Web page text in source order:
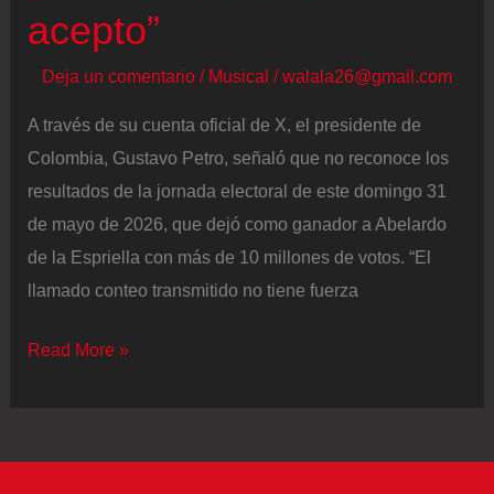
y
nombramientos
acepto”
Deja un comentario / Musical /walala26@gmail.com
A través de su cuenta oficial de X, el presidente de
Colombia, Gustavo Petro, señaló que no reconoce los
resultados de la jornada electoral de este domingo 31
de mayo de 2026, que dejó como ganador a Abelardo
de la Espriella con más de 10 millones de votos. “El
llamado conteo transmitido no tiene fuerza
Gustavo
Read More »